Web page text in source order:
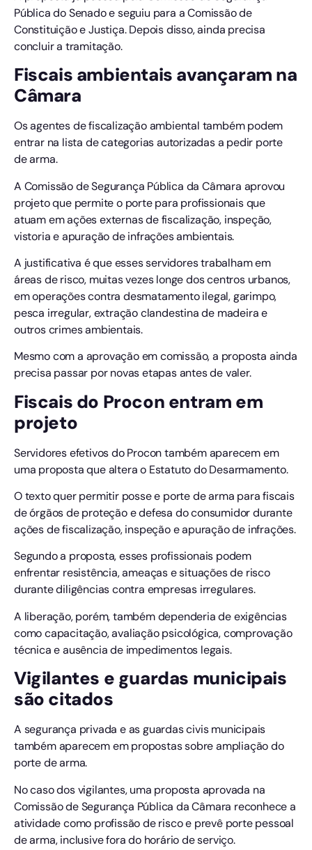
Pública do Senado e seguiu para a Comissão de
Constituição e Justiça. Depois disso, ainda precisa
concluir a tramitação.
Fiscais ambientais avançaram na
Câmara
Os agentes de fiscalização ambiental também podem
entrar na lista de categorias autorizadas a pedir porte
de arma.
A Comissão de Segurança Pública da Câmara aprovou
projeto que permite o porte para profissionais que
atuam em ações externas de fiscalização, inspeção,
vistoria e apuração de infrações ambientais.
A justificativa é que esses servidores trabalham em
áreas de risco, muitas vezes longe dos centros urbanos,
em operações contra desmatamento ilegal, garimpo,
pesca irregular, extração clandestina de madeira e
outros crimes ambientais.
Mesmo com a aprovação em comissão, a proposta ainda
precisa passar por novas etapas antes de valer.
Fiscais do Procon entram em
projeto
Servidores efetivos do Procon também aparecem em
uma proposta que altera o Estatuto do Desarmamento.
O texto quer permitir posse e porte de arma para fiscais
de órgãos de proteção e defesa do consumidor durante
ações de fiscalização, inspeção e apuração de infrações.
Segundo a proposta, esses profissionais podem
enfrentar resistência, ameaças e situações de risco
durante diligências contra empresas irregulares.
A liberação, porém, também dependeria de exigências
como capacitação, avaliação psicológica, comprovação
técnica e ausência de impedimentos legais.
Vigilantes e guardas municipais
são citados
A segurança privada e as guardas civis municipais
também aparecem em propostas sobre ampliação do
porte de arma.
No caso dos vigilantes, uma proposta aprovada na
Comissão de Segurança Pública da Câmara reconhece a
atividade como profissão de risco e prevê porte pessoal
de arma, inclusive fora do horário de serviço.